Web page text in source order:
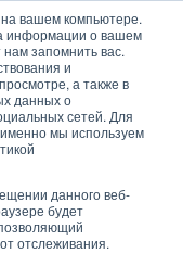
вашем компьютере.
информации о вашем
запомнить вас.
и
а также в
данных о
сетей. Для
мы используем
данного веб-
будет
отслеживания.
User
account
menu
User
Селектор изделий
с отделом продаж